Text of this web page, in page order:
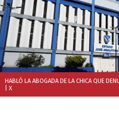
HABLÓ LA ABOGADA DE LA CHICA QUE
| X